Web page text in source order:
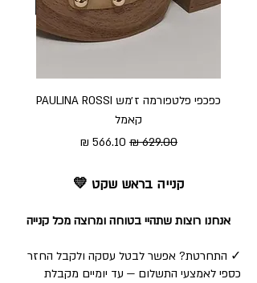
כפכפי פלטפורמה ז׳מש PAULINA ROSSI
קאמל
מחיר רגיל מחיר מבצע
קנייה בראש שקט 💛
אנחנו רוצות שתהיי בטוחה ומרוצה מכל קנייה
✓ התחרטת? אפשר לבטל עסקה ולקבל החזר
כספי לאמצעי התשלום — עד יומיים מקבלת